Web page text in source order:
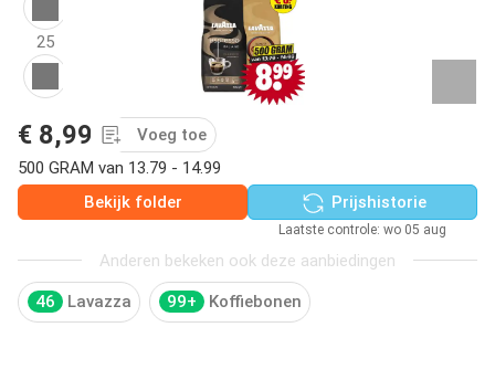
25
€ 8,99
Voeg toe
500 GRAM van 13.79 - 14.99
Bekijk folder
Prijshistorie
Laatste controle: wo 05 aug
Anderen bekeken ook deze aanbiedingen
46 Lavazza 99+ Koffiebonen